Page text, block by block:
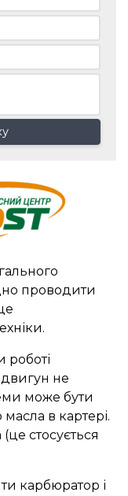
проводити
роботі
не
може бути
в картері.
стосується
карбюратор і